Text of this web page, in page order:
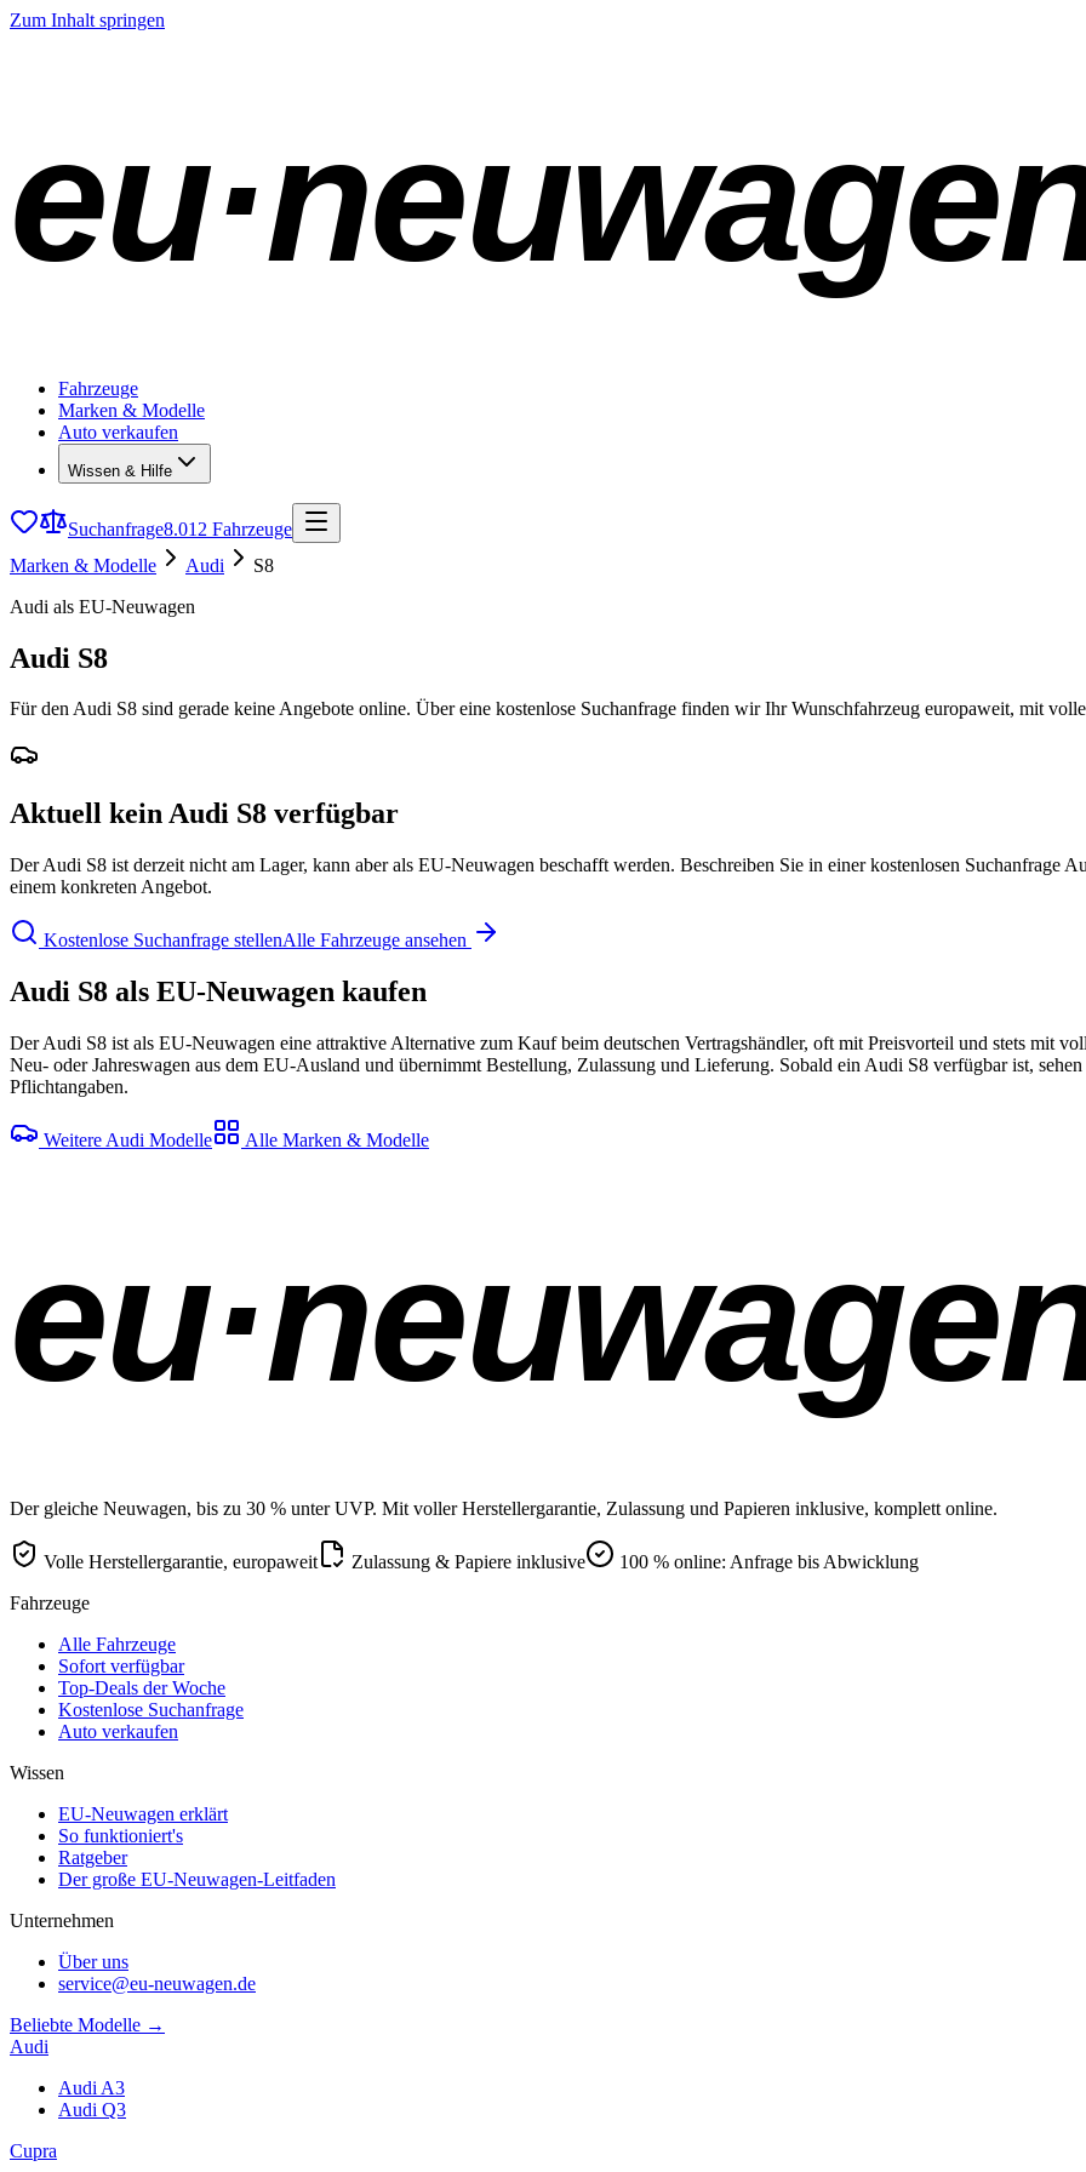
Zum Inhalt springen
Fahrzeuge
Marken & Modelle
Auto verkaufen
Wissen & Hilfe
Suchanfrage8.012 Fahrzeuge
Marken & Modelle
Audi
S8
Audi als EU-Neuwagen
Audi S8
Für den Audi S8 sind gerade keine Angebote online. Über eine kostenlose Suchanfrage finden wir Ihr Wunschfahrzeug europaweit, mit
Aktuell kein Audi S8 verfügbar
Der Audi S8 ist derzeit nicht am Lager, kann aber als EU-Neuwagen beschafft werden. Beschreiben Sie in einer kostenlosen Suchanfrage
einem konkreten Angebot.
Kostenlose Suchanfrage stellenAlle Fahrzeuge ansehen
Audi S8 als EU-Neuwagen kaufen
Der Audi S8 ist als EU-Neuwagen eine attraktive Alternative zum Kauf beim deutschen Vertragshändler, oft mit Preisvorteil und stets mit
Neu- oder Jahreswagen aus dem EU-Ausland und übernimmt Bestellung, Zulassung und Lieferung. Sobald ein Audi S8 verfügbar ist,
Pflichtangaben.
Weitere Audi Modelle Alle Marken & Modelle
Der gleiche Neuwagen, bis zu 30 % unter UVP. Mit voller Herstellergarantie, Zulassung und Papieren inklusive, komplett online.
Volle Herstellergarantie, europaweit Zulassung & Papiere inklusive
100 % online: Anfrage bis Abwicklung
Fahrzeuge
Alle Fahrzeuge
Sofort verfügbar
Top-Deals der Woche
Kostenlose Suchanfrage
Auto verkaufen
Wissen
EU-Neuwagen erklärt
So funktioniert's
Ratgeber
Der große EU-Neuwagen-Leitfaden
Unternehmen
Über uns
service@eu-neuwagen.de
Beliebte Modelle →
Audi
Audi A3
Audi Q3
Cupra